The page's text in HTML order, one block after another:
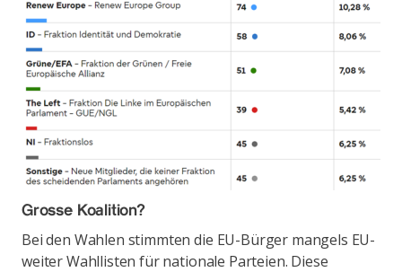
Grosse Koalition?
Bei den Wahlen stimmten die EU-Bürger mangels EU-
weiter Wahllisten für nationale Parteien. Diese